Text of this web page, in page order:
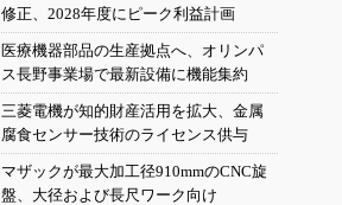
修正、2028年度にピーク利益計画
医療機器部品の生産拠点へ、オリンパ
ス長野事業場で最新設備に機能集約
三菱電機が知的財産活用を拡大、金属
腐食センサー技術のライセンス供与
マザックが最大加工径910mmのCNC旋
盤、大径および長尺ワーク向け